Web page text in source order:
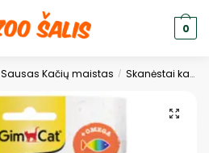
0
Sausas Kačių maistas / Skanėstai katėms